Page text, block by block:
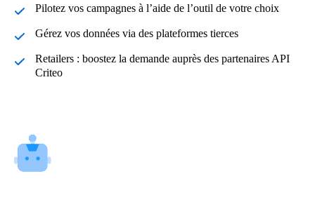
Pilotez vos campagnes à l’aide de l’outil de votre choix
Gérez vos données via des plateformes tierces
Retailers : boostez la demande auprès des partenaires API
Criteo